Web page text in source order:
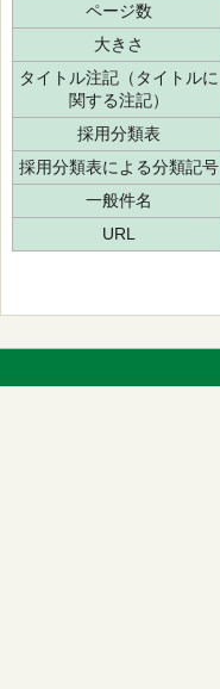
ページ数
大きさ
タイトル注記（タイトルに
関する注記）
採用分類表
採用分類表による分類記号
一般件名
URL